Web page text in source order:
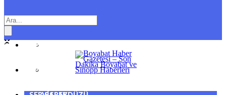
AYANCIK
GENEL
SPOR